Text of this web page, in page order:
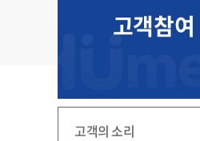
고객참여
고객의 소리